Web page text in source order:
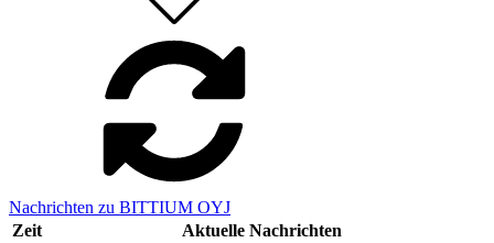
Nachrichten zu BITTIUM OYJ
Zeit
Aktuelle Nachrichten